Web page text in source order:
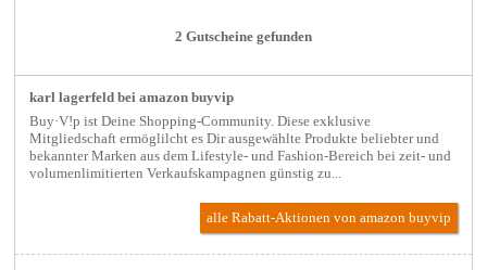
2 Gutscheine gefunden
karl lagerfeld bei amazon buyvip
Buy·V!p ist Deine Shopping-Community. Diese exklusive
Mitgliedschaft ermöglilcht es Dir ausgewählte Produkte beliebter und
bekannter Marken aus dem Lifestyle- und Fashion-Bereich bei zeit- und
volumenlimitierten Verkaufskampagnen günstig zu...
alle Rabatt-Aktionenvon amazon buyvip